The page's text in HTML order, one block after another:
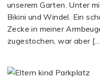
unserem Garten. Unter
Bikini und Windel. Ein
Zecke in meiner
zugestochen, war aber